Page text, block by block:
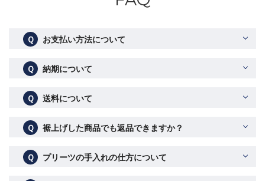
Ｑ お支払い方法について
Ｑ 納期について
Ｑ 送料について
Ｑ 裾上げした商品でも返品できますか？
Ｑ プリーツの手入れの仕方について